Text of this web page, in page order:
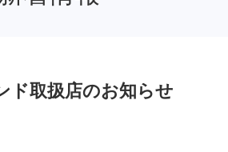
ド取扱店のお知らせ